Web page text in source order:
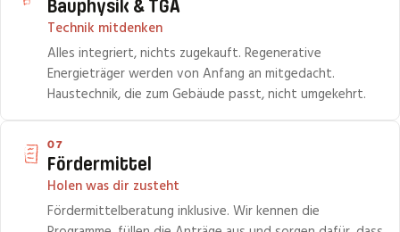
Bauphysik & TGA
Technik mitdenken
Alles integriert, nichts zugekauft. Regenerative
Energieträger werden von Anfang an mitgedacht.
Haustechnik, die zum Gebäude passt, nicht umgekehrt.
07
Fördermittel
Holen was dir zusteht
Fördermittelberatung inklusive. Wir kennen die